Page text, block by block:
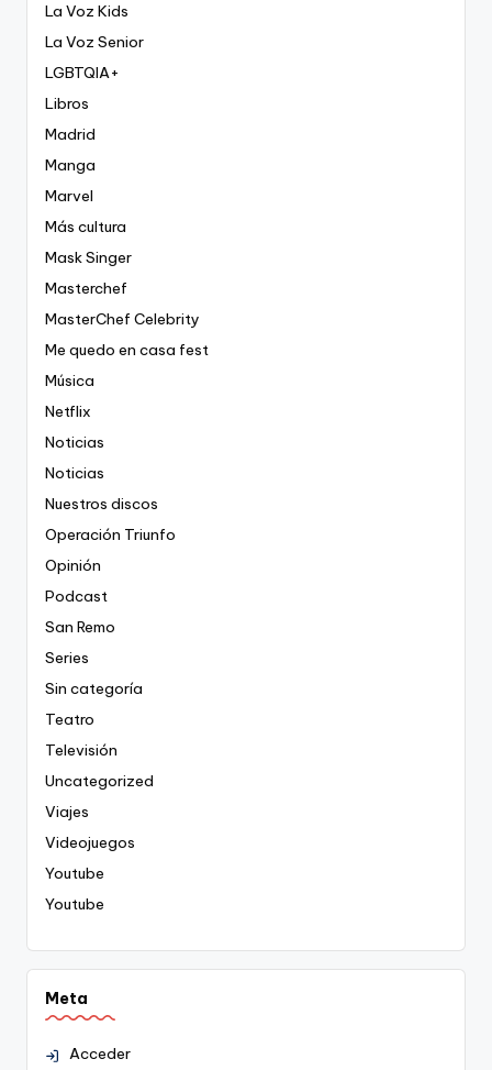
La Voz Kids
La Voz Senior
LGBTQIA+
Libros
Madrid
Manga
Marvel
Más cultura
Mask Singer
Masterchef
MasterChef Celebrity
Me quedo en casa fest
Música
Netflix
Noticias
Noticias
Nuestros discos
Operación Triunfo
Opinión
Podcast
San Remo
Series
Sin categoría
Teatro
Televisión
Uncategorized
Viajes
Videojuegos
Youtube
Youtube
Meta
Acceder